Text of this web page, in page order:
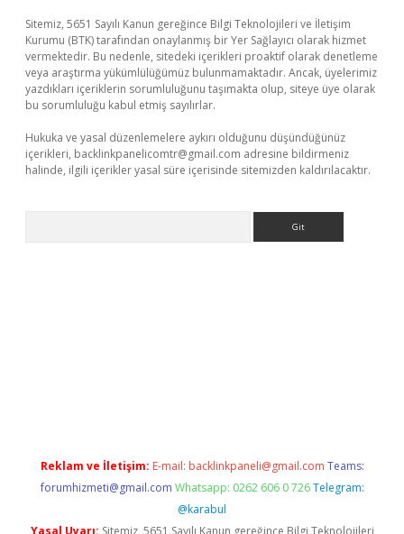
Sitemiz, 5651 Sayılı Kanun gereğince Bilgi Teknolojileri ve İletişim
Kurumu (BTK) tarafından onaylanmış bir Yer Sağlayıcı olarak hizmet
vermektedir. Bu nedenle, sitedeki içerikleri proaktif olarak denetleme
veya araştırma yükümlülüğümüz bulunmamaktadır. Ancak, üyelerimiz
yazdıkları içeriklerin sorumluluğunu taşımakta olup, siteye üye olarak
bu sorumluluğu kabul etmiş sayılırlar.
Hukuka ve yasal düzenlemelere aykırı olduğunu düşündüğünüz
içerikleri, backlinkpanelicomtr@gmail.com adresine bildirmeniz
halinde, ilgili içerikler yasal süre içerisinde sitemizden kaldırılacaktır.
Reklam ve İletişim: E-mail: backlinkpaneli@gmail.com Teams:
forumhizmeti@gmail.com Whatsapp: 0262 606 0 726 Telegram:
@karabul
Yasal Uyarı: Sitemiz, 5651 Sayılı Kanun gereğince Bilgi Teknolojileri